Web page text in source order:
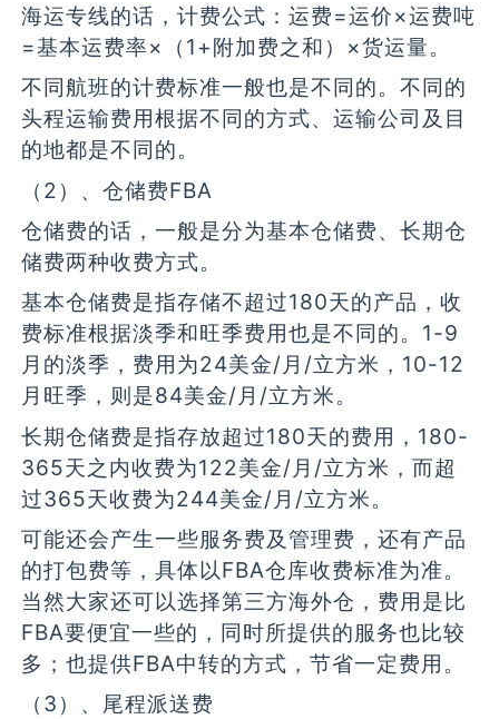
海运专线的话，计费公式：运费=运价×运费吨
=基本运费率×（1+附加费之和）×货运量。
不同航班的计费标准一般也是不同的。不同的
头程运输费用根据不同的方式、运输公司及目
的地都是不同的。
（2）、仓储费FBA
仓储费的话，一般是分为基本仓储费、长期仓
储费两种收费方式。
基本仓储费是指存储不超过180天的产品，收
费标准根据淡季和旺季费用也是不同的。1-9
月的淡季，费用为24美金/月/立方米，10-12
月旺季，则是84美金/月/立方米。
长期仓储费是指存放超过180天的费用，180-
365天之内收费为122美金/月/立方米，而超
过365天收费为244美金/月/立方米。
可能还会产生一些服务费及管理费，还有产品
的打包费等，具体以FBA仓库收费标准为准。
当然大家还可以选择第三方海外仓，费用是比
FBA要便宜一些的，同时所提供的服务也比较
多；也提供FBA中转的方式，节省一定费用。
（3）、尾程派送费